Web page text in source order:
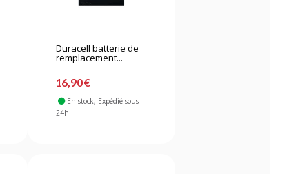
Duracell batterie de
remplacement...
16,90 €
En stock, Expédié sous
24h